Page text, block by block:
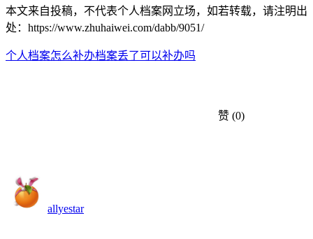
本文来自投稿，不代表个人档案网立场，如若转载，请注明出
处：https://www.zhuhaiwei.com/dabb/9051/
个人档案怎么补办档案丢了可以补办吗
赞 (0)
allyestar